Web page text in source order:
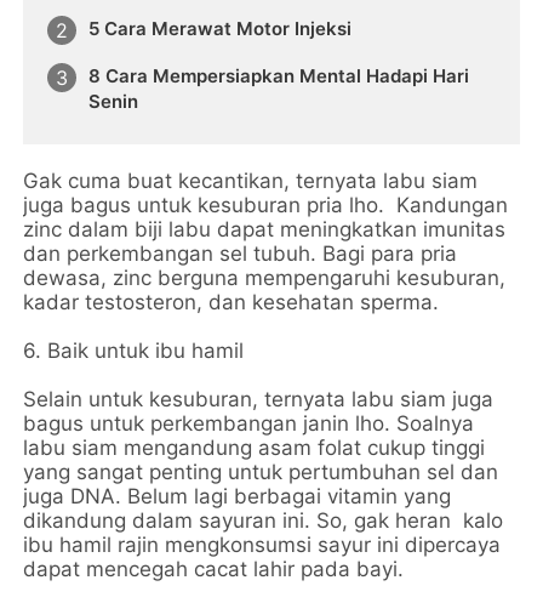
5 Cara Merawat Motor Injeksi
8 Cara Mempersiapkan Mental Hadapi Hari
Senin
Gak cuma buat kecantikan, ternyata labu siam
juga bagus untuk kesuburan pria lho. Kandungan
zinc dalam biji labu dapat meningkatkan imunitas
dan perkembangan sel tubuh. Bagi para pria
dewasa, zinc berguna mempengaruhi kesuburan,
kadar testosteron, dan kesehatan sperma.
6. Baik untuk ibu hamil
Selain untuk kesuburan, ternyata labu siam juga
bagus untuk perkembangan janin lho. Soalnya
labu siam mengandung asam folat cukup tinggi
yang sangat penting untuk pertumbuhan sel dan
juga DNA. Belum lagi berbagai vitamin yang
dikandung dalam sayuran ini. So, gak heran kalo
ibu hamil rajin mengkonsumsi sayur ini dipercaya
dapat mencegah cacat lahir pada bayi.